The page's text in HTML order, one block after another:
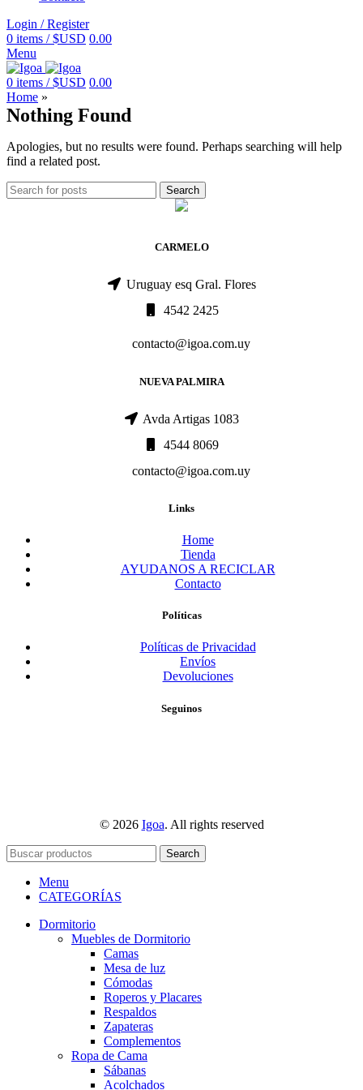
Login / Register
0 items / $USD 0.00
Menu
0 items / $USD 0.00
Home »
Nothing Found
Apologies, but no results were found. Perhaps searching will help
find a related post.
Search
CARMELO
Uruguay esq Gral. Flores
4542 2425
contacto@igoa.com.uy
NUEVA PALMIRA
Avda Artigas 1083
4544 8069
contacto@igoa.com.uy
Links
Home
Tienda
AYUDANOS A RECICLAR
Contacto
Políticas
Políticas de Privacidad
Envíos
Devoluciones
Seguinos
© 2026 Igoa. All rights reserved
Search
Menu
CATEGORÍAS
Dormitorio
Muebles de Dormitorio
Camas
Mesa de luz
Cómodas
Roperos y Placares
Respaldos
Zapateras
Complementos
Ropa de Cama
Sábanas
Acolchados